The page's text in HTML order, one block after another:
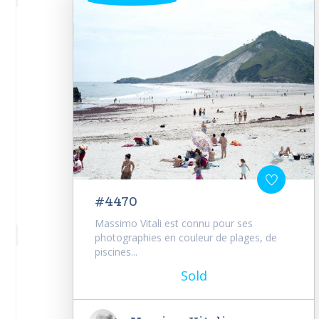
#4470
Massimo Vitali est connu pour ses
photographies en couleur de plages, de
piscines...
Sold